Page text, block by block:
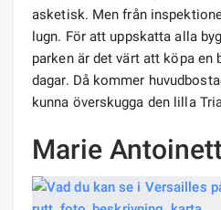
asketisk. Men från
lugn. För att uppskatta alla
parken är det värt att köpa
dagar. Då kommer
kunna överskugga den lilla
Marie